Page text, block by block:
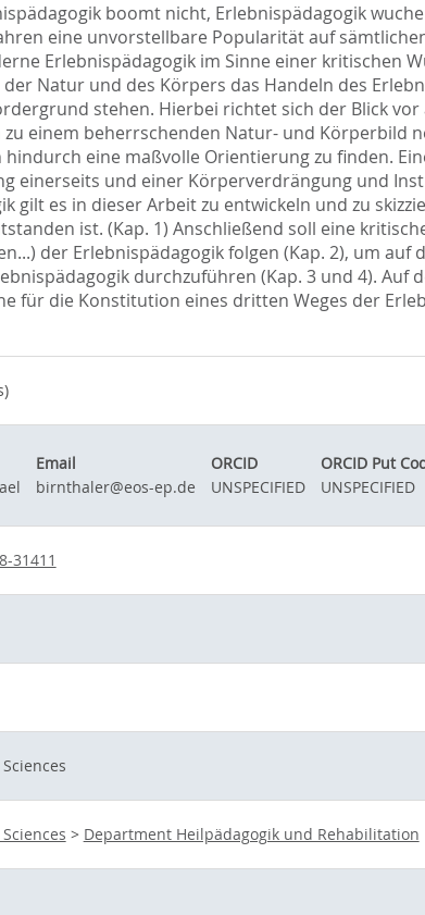
boomt nicht, Erlebnispädagogik
eine unvorstellbare Popularität auf
Erlebnispädagogik im Sinne einer kritischen
Natur und des Körpers das Handeln des
stehen. Hierbei richtet sich der Blick
einem beherrschenden Natur- und Körperbild
eine maßvolle Orientierung zu finden.
einerseits und einer Körperverdrängung und
es in dieser Arbeit zu entwickeln und zu
ist. (Kap. 1) Anschließend soll eine
der Erlebnispädagogik folgen (Kap. 2), um
durchzuführen (Kap. 3 und 4). Auf
für die Konstitution eines dritten Weges der
Email ORCID
ORCID Put
birnthaler@eos-ep.de UNSPECIFIED UNSPECIFIED
31411
> Department Heilpädagogik und Rehabilitation